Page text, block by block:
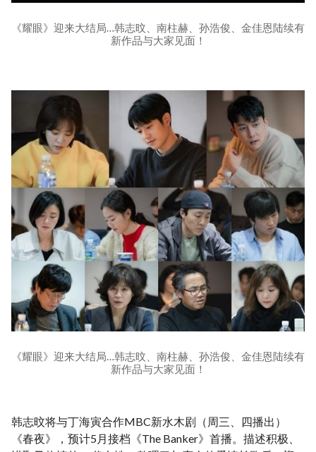
《耀眼》迎来大结局…韩志旼、南柱赫、孙浩俊、金佳恩陆续有
新作品与大家见面！
《耀眼》迎来大结局…韩志旼、南柱赫、孙浩俊、金佳恩陆续有
新作品与大家见面！
韩志旼将与丁海寅合作MBC新水木剧（周三、四播出）
《春夜》，预计5月接档《The Banker》首播。描述积极、